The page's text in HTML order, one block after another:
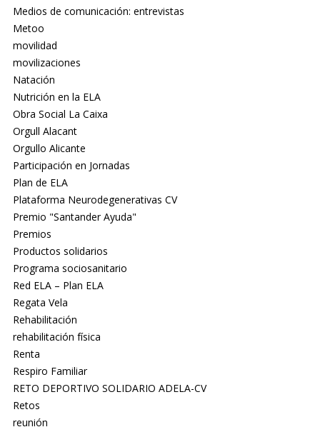
Medios de comunicación: entrevistas
Metoo
movilidad
movilizaciones
Natación
Nutrición en la ELA
Obra Social La Caixa
Orgull Alacant
Orgullo Alicante
Participación en Jornadas
Plan de ELA
Plataforma Neurodegenerativas CV
Premio "Santander Ayuda"
Premios
Productos solidarios
Programa sociosanitario
Red ELA – Plan ELA
Regata Vela
Rehabilitación
rehabilitación física
Renta
Respiro Familiar
RETO DEPORTIVO SOLIDARIO ADELA-CV
Retos
reunión